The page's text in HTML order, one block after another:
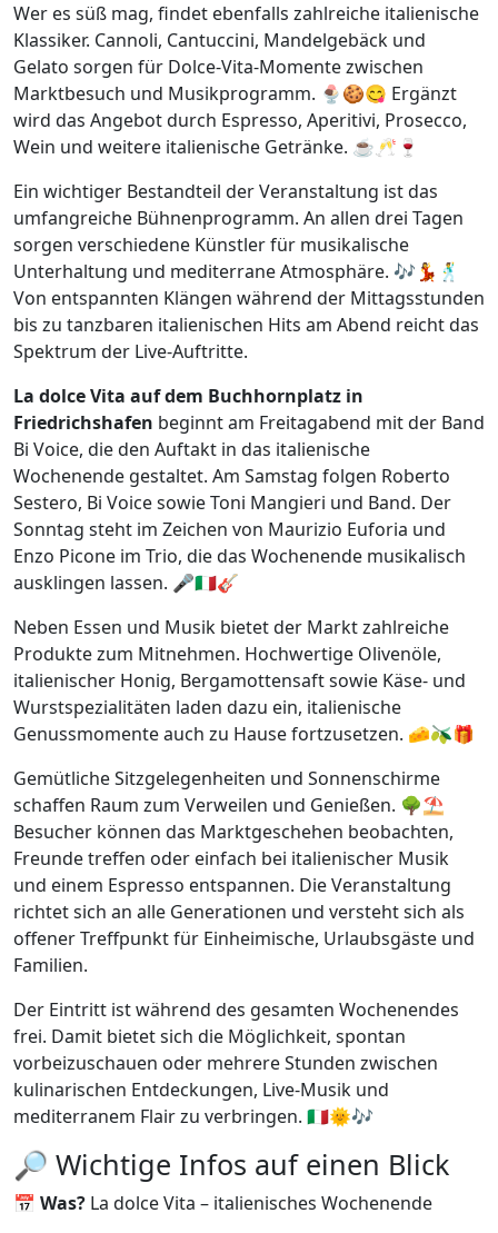
Wer es süß mag, findet ebenfalls zahlreiche italienische
Klassiker. Cannoli, Cantuccini, Mandelgebäck und
Gelato sorgen für Dolce-Vita-Momente zwischen
Marktbesuch und Musikprogramm. 🍨🍪😋 Ergänzt
wird das Angebot durch Espresso, Aperitivi, Prosecco,
Wein und weitere italienische Getränke. ☕🥂🍷
Ein wichtiger Bestandteil der Veranstaltung ist das
umfangreiche Bühnenprogramm. An allen drei Tagen
sorgen verschiedene Künstler für musikalische
Unterhaltung und mediterrane Atmosphäre. 🎶💃🕺
Von entspannten Klängen während der Mittagsstunden
bis zu tanzbaren italienischen Hits am Abend reicht das
Spektrum der Live-Auftritte.
La dolce Vita auf dem Buchhornplatz in
Friedrichshafen beginnt am Freitagabend mit der Band
Bi Voice, die den Auftakt in das italienische
Wochenende gestaltet. Am Samstag folgen Roberto
Sestero, Bi Voice sowie Toni Mangieri und Band. Der
Sonntag steht im Zeichen von Maurizio Euforia und
Enzo Picone im Trio, die das Wochenende musikalisch
ausklingen lassen. 🎤🇮🇹🎸
Neben Essen und Musik bietet der Markt zahlreiche
Produkte zum Mitnehmen. Hochwertige Olivenöle,
italienischer Honig, Bergamottensaft sowie Käse- und
Wurstspezialitäten laden dazu ein, italienische
Genussmomente auch zu Hause fortzusetzen. 🧀🫒🎁
Gemütliche Sitzgelegenheiten und Sonnenschirme
schaffen Raum zum Verweilen und Genießen. 🌳⛱️
Besucher können das Marktgeschehen beobachten,
Freunde treffen oder einfach bei italienischer Musik
und einem Espresso entspannen. Die Veranstaltung
richtet sich an alle Generationen und versteht sich als
offener Treffpunkt für Einheimische, Urlaubsgäste und
Familien.
Der Eintritt ist während des gesamten Wochenendes
frei. Damit bietet sich die Möglichkeit, spontan
vorbeizuschauen oder mehrere Stunden zwischen
kulinarischen Entdeckungen, Live-Musik und
mediterranem Flair zu verbringen. 🇮🇹🌞🎶
🔎 Wichtige Infos auf einen Blick
📅 Was? La dolce Vita – italienisches Wochenende